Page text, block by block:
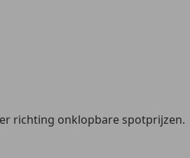
richting onklopbare spotprijzen.